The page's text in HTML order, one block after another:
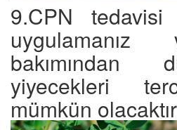
9.CPN
bakımından
yiyecekleri
mümkün